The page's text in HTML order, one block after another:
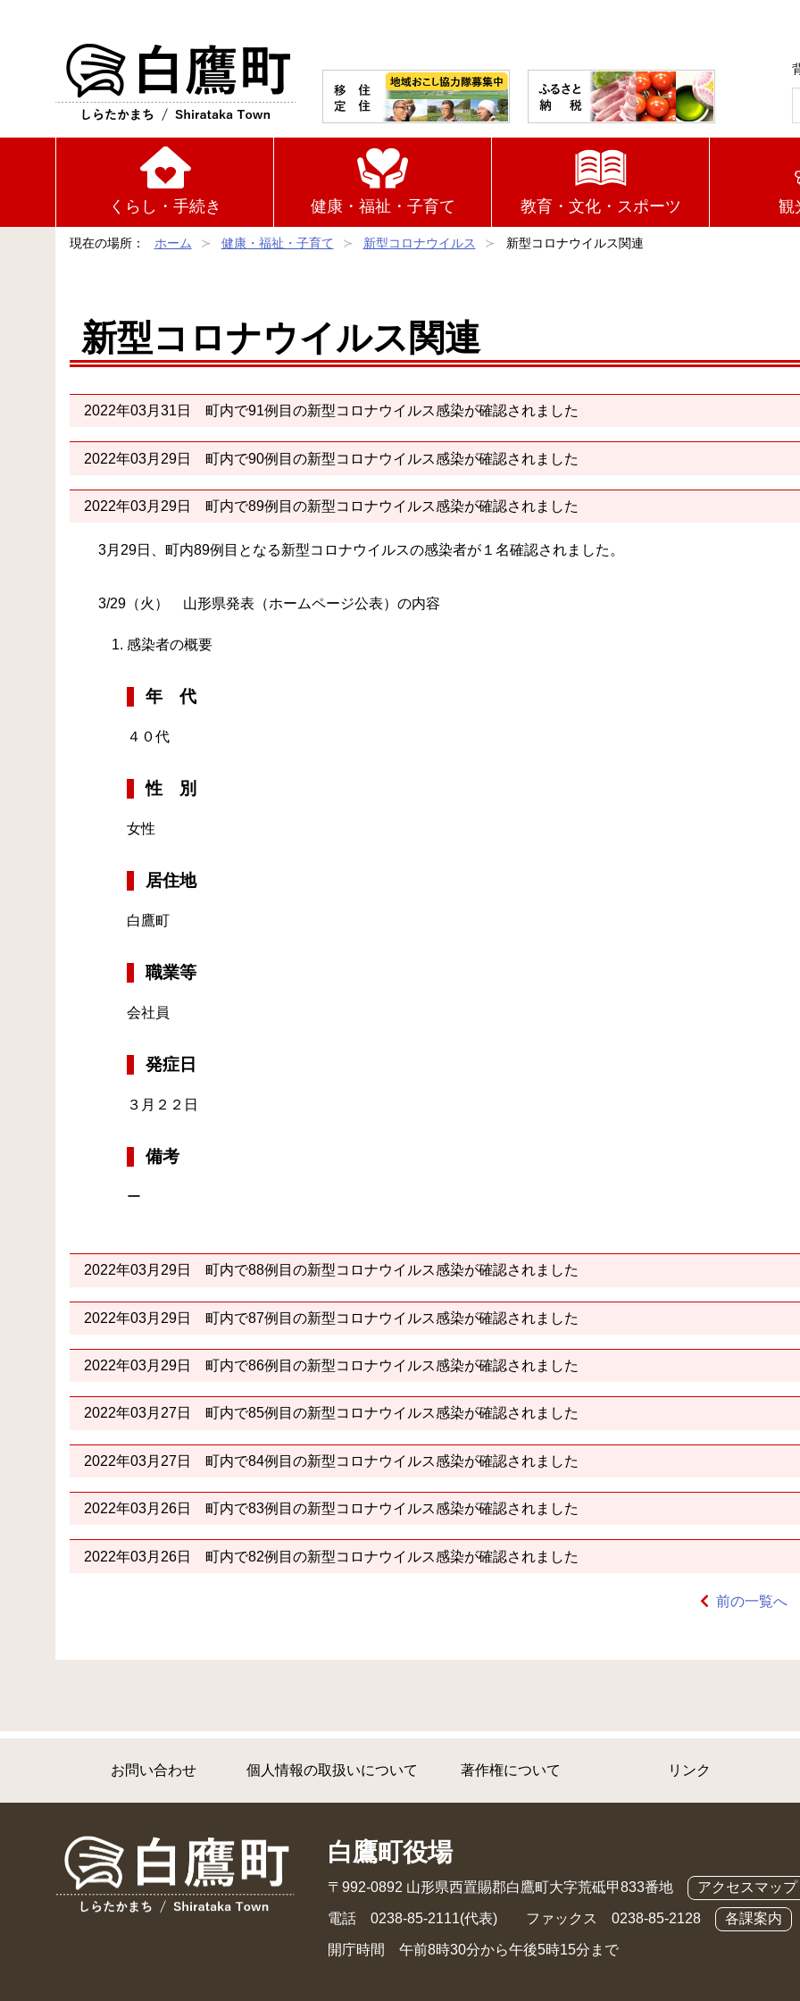
くらし・手続き 健康・福祉・子育て 教育・文化・スポーツ 観
現在の場所： ホーム 健康・福祉・子育て 新型コロナウイルス 新型コロナウイルス関連
新型コロナウイルス関連
2022年03月31日 町内で91例目の新型コロナウイルス感染が確認されました
2022年03月29日 町内で90例目の新型コロナウイルス感染が確認されました
2022年03月29日 町内で89例目の新型コロナウイルス感染が確認されました
3月29日、町内89例目となる新型コロナウイルスの感染者が１名確認されました。
3/29（火） 山形県発表（ホームページ公表）の内容
感染者の概要
年 代
４０代
性 別
女性
居住地
白鷹町
職業等
会社員
発症日
３月２２日
備考
ー
2022年03月29日 町内で88例目の新型コロナウイルス感染が確認されました
2022年03月29日 町内で87例目の新型コロナウイルス感染が確認されました
2022年03月29日 町内で86例目の新型コロナウイルス感染が確認されました
2022年03月27日 町内で85例目の新型コロナウイルス感染が確認されました
2022年03月27日 町内で84例目の新型コロナウイルス感染が確認されました
2022年03月26日 町内で83例目の新型コロナウイルス感染が確認されました
2022年03月26日 町内で82例目の新型コロナウイルス感染が確認されました
前の一覧へ
お問い合わせ 個人情報の取扱いについて 著作権について リンク
白鷹町役場
〒992-0892 山形県西置賜郡白鷹町大字荒砥甲833番地 アクセスマップ
電話 0238-85-2111(代表) ファックス 0238-85-2128 各課案内
開庁時間 午前8時30分から午後5時15分まで